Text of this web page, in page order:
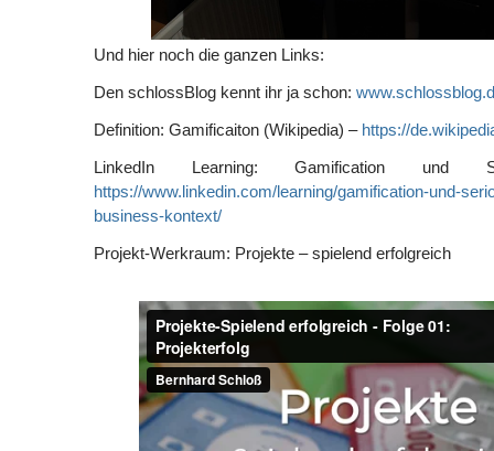
Und hier noch die ganzen Links:
Den schlossBlog kennt ihr ja schon:
Definition: Gamificaiton (Wikipedia) – https://
LinkedIn Learning: Gamification
https://www.linkedin.com/learning/gamification-und-
business-kontext/
Projekt-Werkraum: Projekte – spielend erfolgreich